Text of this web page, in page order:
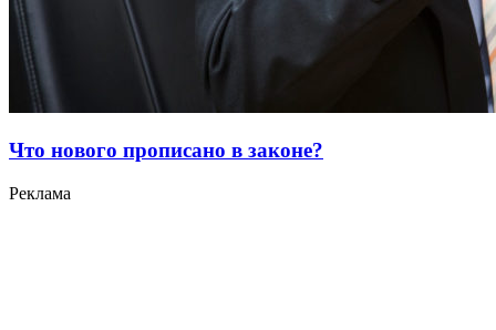
Что нового прописано в законе?
Реклама